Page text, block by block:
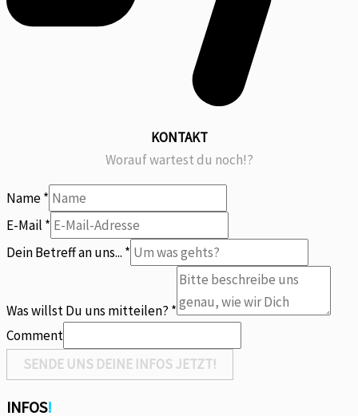
KONTAKT
Worauf wartest du noch!?
Name*
E-Mail *
Dein Betreff an uns... *
Du
Was willst Du uns mitteilen? *
Comment
SENDE UNS DEINE INFOS JETZT!
INFOS!